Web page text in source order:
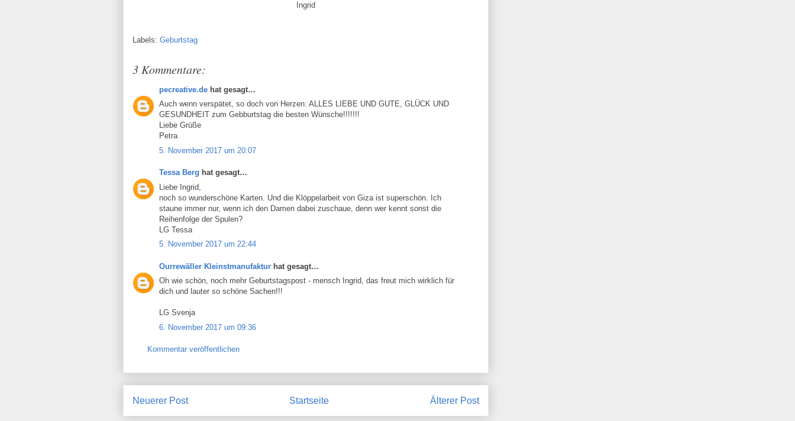
Ingrid
Labels: Geburtstag
3 Kommentare:
pecreative.de hat gesagt…
Auch wenn verspätet, so doch von Herzen: ALLES LIEBE UND GUTE, GLÜCK UND
GESUNDHEIT zum Gebburtstag die besten Wünsche!!!!!!!
Liebe Grüße
Petra
5. November 2017 um 20:07
Tessa Berg hat gesagt…
Liebe Ingrid,
noch so wunderschöne Karten. Und die Klöppelarbeit von Giza ist superschön. Ich
staune immer nur, wenn ich den Damen dabei zuschaue, denn wer kennt sonst die
Reihenfolge der Spulen?
LG Tessa
5. November 2017 um 22:44
Ourrewäller Kleinstmanufaktur hat gesagt…
Oh wie schön, noch mehr Geburtstagspost - mensch Ingrid, das freut mich wirklich für
dich und lauter so schöne Sachen!!!
LG Svenja
6. November 2017 um 09:36
Kommentar veröffentlichen
Neuerer Post Älterer Post
Startseite